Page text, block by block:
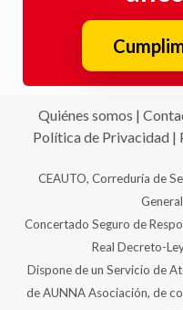
Política de Privacidad|
Concertado Seguro de
Real Decreto-
Dispone de un Servicio de
de AUNNA Asociación, de